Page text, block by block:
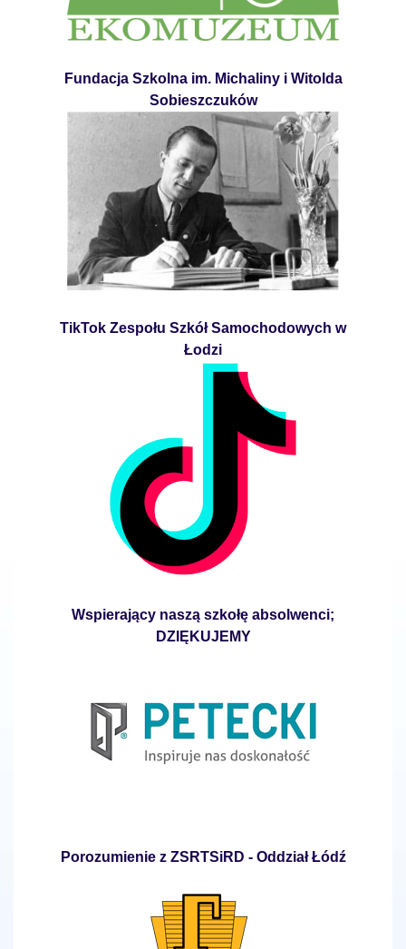
Fundacja Szkolna im. Michaliny i Witolda
Sobieszczuków
TikTok Zespołu Szkół Samochodowych w
Łodzi
Wspierający naszą szkołę absolwenci;
DZIĘKUJEMY
Porozumienie z ZSRTSiRD - Oddział Łódź